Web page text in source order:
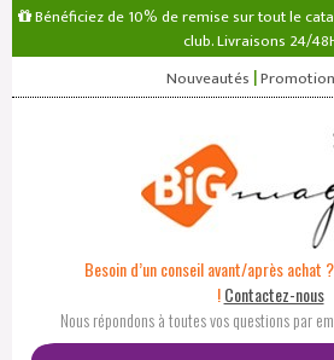
Bénéficiez de 10% de remise sur tout le
club. Livraisons 24/
Nouveautés |
Besoin d’un conseil avant/après achat
! Contactez-nous
Nous répondons à toutes vos questions par